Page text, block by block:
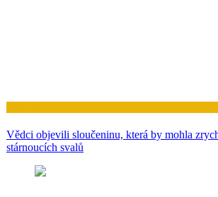
Vědci objevili sloučeninu, která by mohla
stárnoucích svalů